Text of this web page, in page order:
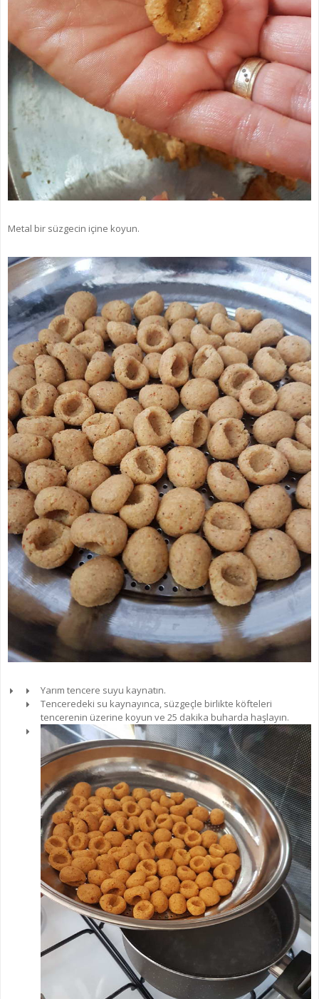
Metal bir süzgecin içine koyun.
Yarım tencere suyu kaynatın.
Tenceredeki su kaynayınca, süzgeçle birlikte köfteleri
tencerenin üzerine koyun ve 25 dakika buharda haşlayın.